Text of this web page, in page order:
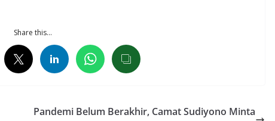
Share this…
Pandemi Belum Berakhir, Camat Sudiyono Minta